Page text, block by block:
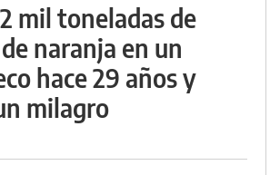
mil toneladas de
naranja en un
hace 29 años y
milagro